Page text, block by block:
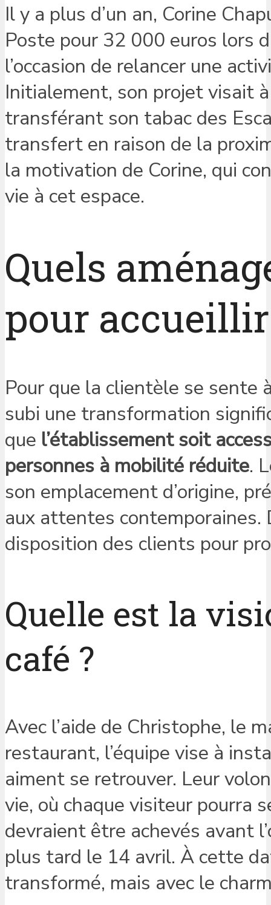
Il y a plus d’un an, Corine
Poste pour 32 000 euros lors
l’occasion de relancer une
Initialement, son projet visait
transférant son tabac des
transfert en raison de la
la motivation de Corine, qui
vie à cet espace.
Quels
pour
Pour que la clientèle se sente
subi une transformation
que l’établissement soit
personnes à mobilité réduite.
son emplacement d’origine,
aux attentes contemporaines.
disposition des clients pour
Quelle est la
café ?
Avec l’aide de Christophe, le
restaurant, l’équipe vise à
aiment se retrouver. Leur
vie, où chaque visiteur pourra
devraient être achevés avant
plus tard le 14 avril. À cette
transformé, mais avec le